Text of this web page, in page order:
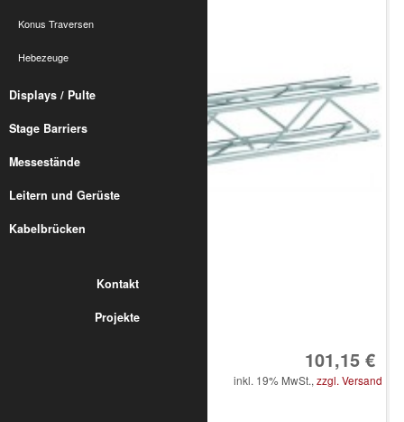
Konus Traversen
Hebezeuge
Displays / Pulte
Stage Barriers
Messestände
Leitern und Gerüste
Kabelbrücken
Kontakt
Projekte
101,15 €
inkl. 19% MwSt., zzgl. Versand